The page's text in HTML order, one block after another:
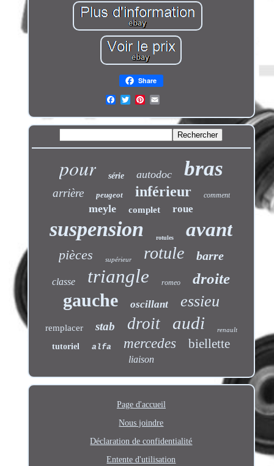
Share
pour série autodoc bras
arrière peugeot inférieur comment
meyle complet roue
suspension rotules avant
pièces supérieur rotule barre
classe triangle romeo droite
gauche oscillant essieu
remplacer stab droit audi renault
tutoriel alfa mercedes biellette
liaison
Page d'accueil
Nous joindre
Déclaration de confidentialité
Entente d'utilisation